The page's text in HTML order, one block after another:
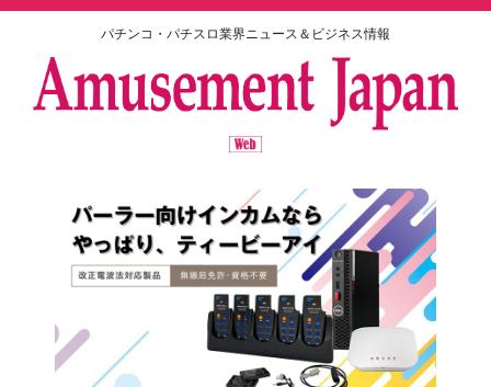
パチンコ・パチスロ業界ニュース＆ビジネス情報